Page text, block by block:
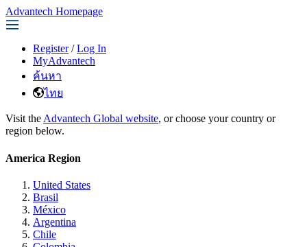
Advantech Homepage
Register / Log In
MyAdvantech
ค้นหา
ไทย
Visit the Advantech Global website, or choose your country or
region below.
America Region
United States
Brasil
México
Argentina
Chile